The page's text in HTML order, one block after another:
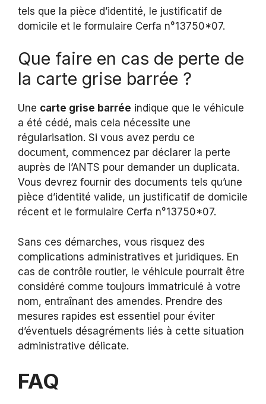
tels que la pièce d’identité, le justificatif de
domicile et le formulaire Cerfa n°13750*07.
Que faire en cas de perte de
la carte grise barrée ?
Une carte grise barrée indique que le véhicule
a été cédé, mais cela nécessite une
régularisation. Si vous avez perdu ce
document, commencez par déclarer la perte
auprès de l’ANTS pour demander un duplicata.
Vous devrez fournir des documents tels qu’une
pièce d’identité valide, un justificatif de domicile
récent et le formulaire Cerfa n°13750*07.
Sans ces démarches, vous risquez des
complications administratives et juridiques. En
cas de contrôle routier, le véhicule pourrait être
considéré comme toujours immatriculé à votre
nom, entraînant des amendes. Prendre des
mesures rapides est essentiel pour éviter
d’éventuels désagréments liés à cette situation
administrative délicate.
FAQ